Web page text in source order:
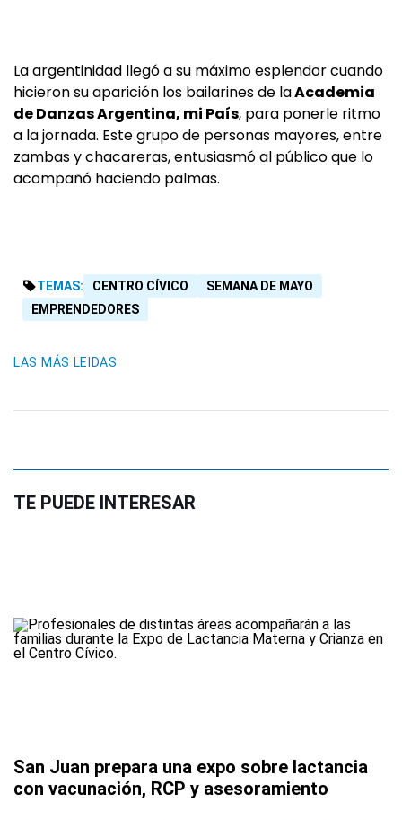
La argentinidad llegó a su máximo esplendor cuando
hicieron su aparición los bailarines de laAcademia
de Danzas Argentina, mi País, para ponerle ritmo
a la jornada. Este grupo de personas mayores, entre
zambas y chacareras, entusiasmó al público que lo
acompañó haciendo palmas.
TEMAS: CENTRO CÍVICO
SEMANA DE MAYO
EMPRENDEDORES
LAS MÁS LEIDAS
TE PUEDE INTERESAR
San Juan prepara una expo sobre lactancia
con vacunación, RCP y asesoramiento